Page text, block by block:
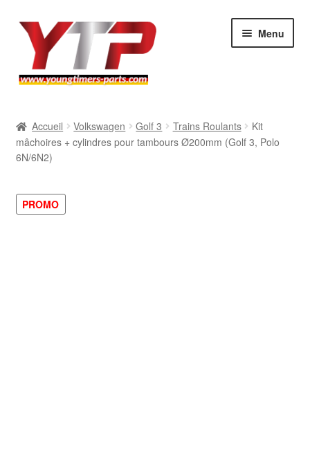
Aller
navigation
Aller
contenu
Menu
BMW
Porsche
Accueil Volkswagen Golf 3 Trains Roulants
Kit
mâchoires + cylindres pour tambours Ø200mm (Golf 3, Polo
6N/6N2)
PROMO